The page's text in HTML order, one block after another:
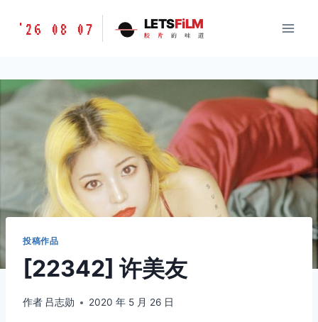
胶
味
道
LETSFILM
'26 08 07 LETSFiLM
胶 片 的 味 道
投稿作品
[22342] 许美友
作者 吕志勋 2020 年 5 月 26 日